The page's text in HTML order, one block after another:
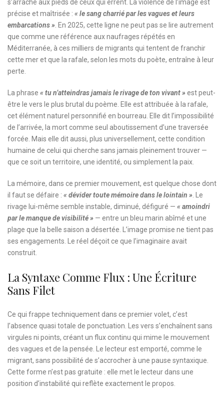
s’arrache aux pieds de ceux qui errent. La violence de l’image est
précise et maîtrisée : « le sang charrié par les vagues et leurs
embarcations » . En 2025, cette ligne ne peut pas se lire autrement
que comme une référence aux naufrages répétés en
Méditerranée, à ces milliers de migrants qui tentent de franchir
cette mer et que la rafale, selon les mots du poète, entraîne à leur
perte.
La phrase « tu n’atteindras jamais le rivage de ton vivant »est peut-
être le vers le plus brutal du poème. Elle est attribuée à la rafale,
cet élément naturel personnifié en bourreau. Elle dit l’impossibilité
de l’arrivée, la mort comme seul aboutissement d’une traversée
forcée. Mais elle dit aussi, plus universellement, cette condition
humaine de celui qui cherche sans jamais pleinement trouver —
que ce soit un territoire, une identité, ou simplement la paix.
La mémoire, dans ce premier mouvement, est quelque chose dont
il faut se défaire : « dévider toute mémoire dans le lointain » . Le
rivage lui-même semble instable, diminué, défiguré — « amoindri
par le manque de visibilité » — entre un bleu marin abîmé et une
plage que la belle saison a désertée. L’image promise ne tient pas
ses engagements. Le réel déçoit ce que l’imaginaire avait
construit.
La Syntaxe Comme Flux : Une Écriture
Sans Filet
Ce qui frappe techniquement dans ce premier volet, c’est
l’absence quasi totale de ponctuation. Les vers s’enchaînent sans
virgules ni points, créant un flux continu qui mime le mouvement
des vagues et de la pensée. Le lecteur est emporté, comme le
migrant, sans possibilité de s’accrocher à une pause syntaxique.
Cette forme n’est pas gratuite : elle met le lecteur dans une
position d’instabilité qui reflète exactement le propos.